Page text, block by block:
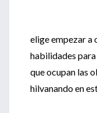
elige empezar a
habilidades
que ocupan las
hilvanando en